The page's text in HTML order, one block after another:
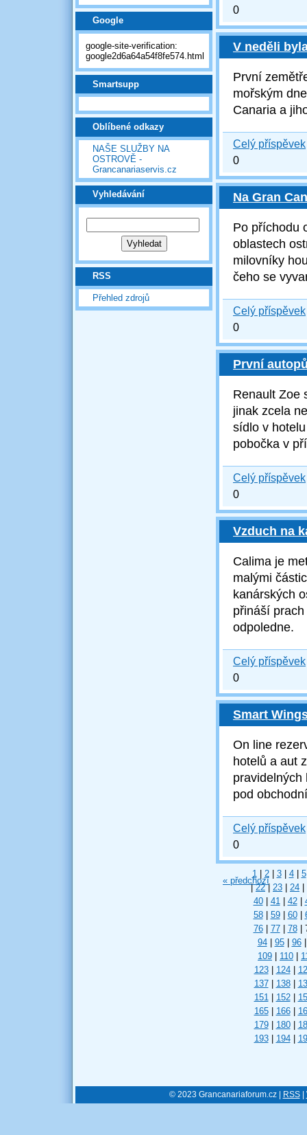
Google
google-site-verification:
google2d6a64a54f8fe574.html
Smartsupp
Oblíbené odkazy
NAŠE SLUŽBY NA
OSTROVĚ -
Grancanariaservis.cz
Vyhledávání
RSS
Přehled zdrojů
0
V neděli
První
mořským
Canaria a
Celý příspěvek
0
Na Gran
Po příchodu
oblastech
milovníky
čeho se
Celý příspěvek
0
První
Renault Zoe
jinak zcela
sídlo v
pobočka v
Celý příspěvek
0
Vzduch na
Calima je
malými
kanárských
přináší
odpoledne.
Celý příspěvek
0
Smart
On line
hotelů a aut
pravidelných
pod
Celý příspěvek
0
« předchozí
1 2 3 4
5
| 22 | 23 24
40
41 42
58
59 60
76
77 78
94
95 96
109
110
123
124
137
138
151
152
165
166
179
180
193
194
© 2023 Grancanariaforum.cz | RSS|